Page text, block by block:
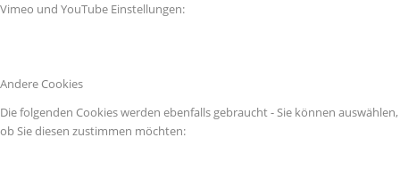
Vimeo und YouTube Einstellungen:
Andere Cookies
Die folgenden Cookies werden ebenfalls gebraucht - Sie können auswählen,
ob Sie diesen zustimmen möchten: